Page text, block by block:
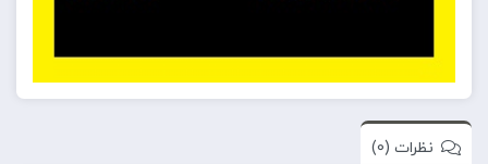
نظرات (0)